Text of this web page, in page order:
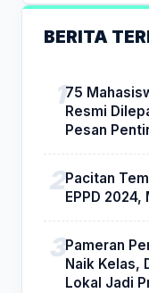
BERITA
75
Resmi
Pesan
Pacitan
EPPD
Pameran
Naik Kelas,
Lokal Jadi